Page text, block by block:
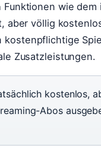
wie
aber völlig
kostenpflichtige
Zusatzleistungen.
kostenlos,
Abos